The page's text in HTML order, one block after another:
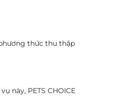
thức thu thập
này, PETS CHOICE